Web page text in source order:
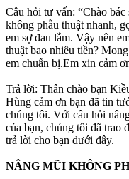
Câu hỏi tư vấn: “Chào
không phẫu thuật nhanh,
em sợ đau lắm. Vậy nên
thuật bao nhiêu tiền?
em chuẩn bị.Em xin cảm
Trả lời: Thân chào bạn
Hùng cảm ơn bạn đã tin
chúng tôi. Với câu hỏi
của bạn, chúng tôi đã trao
trả lời cho bạn dưới đây.
NÂNG MŨI KHÔNG